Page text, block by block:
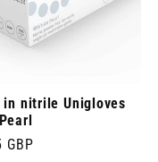
in nitrile Unigloves
GBP